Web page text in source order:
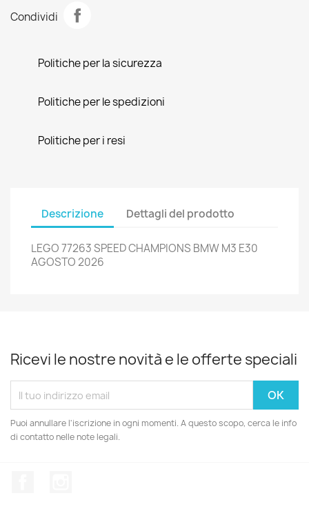
Condividi
Politiche per la sicurezza
Politiche per le spedizioni
Politiche per i resi
Descrizione Dettagli del prodotto
LEGO 77263 SPEED CHAMPIONS BMW M3 E30
AGOSTO 2026
Ricevi le nostre novità e le offerte speciali
Puoi annullare l'iscrizione in ogni momenti. A questo scopo, cerca le info
di contatto nelle note legali.